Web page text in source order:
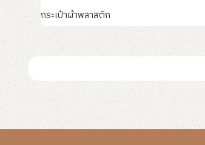
กระเป๋าผ้าพลาสติก
อ่านเพิ่ม